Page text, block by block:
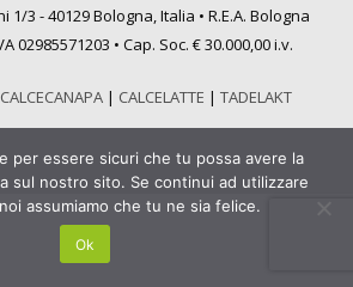
1/3 - 40129 Bologna, Italia • R.E.A. Bologna
02985571203 • Cap. Soc. € 30.000,00 i.v.
CALCECANAPA| CALCELATTE | TADELAKT
per essere sicuri che tu possa avere la
sul nostro sito. Se continui ad utilizzare
assumiamo che tu ne sia felice.
Ok